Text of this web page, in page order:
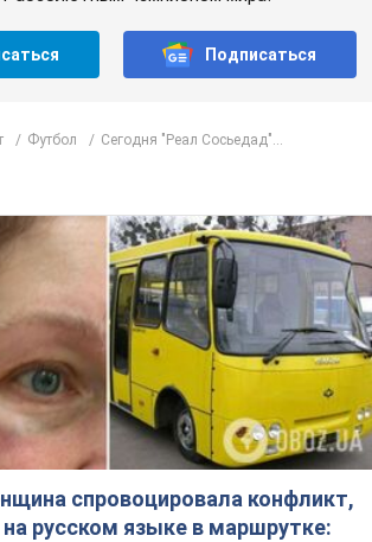
Подписаться
Футбол Сегодня "Реал Сосьедад"...
спровоцировала конфликт,
на русском языке в маршрутке: